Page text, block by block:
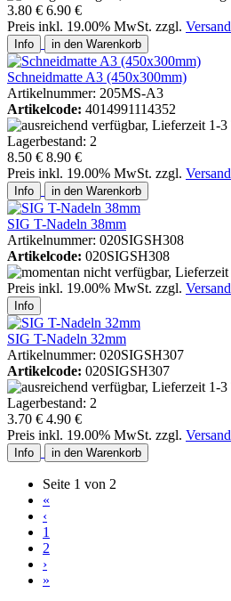
3.80 € 6.90 €
Preis inkl. 19.00% MwSt. zzgl. Versand
Info in den Warenkorb
Schneidmatte A3 (450x300mm)
Artikelnummer: 205MS-A3
Artikelcode: 4014991114352
8.50 € 8.90 €
Preis inkl. 19.00% MwSt. zzgl. Versand
Info in den Warenkorb
SIG T-Nadeln 38mm
Artikelnummer: 020SIGSH308
Artikelcode: 020SIGSH308
Preis inkl. 19.00% MwSt. zzgl. Versand
Info
SIG T-Nadeln 32mm
Artikelnummer: 020SIGSH307
Artikelcode: 020SIGSH307
3.70 € 4.90 €
Preis inkl. 19.00% MwSt. zzgl. Versand
Info in den Warenkorb
Seite 1 von 2
«
‹
1
2
›
»